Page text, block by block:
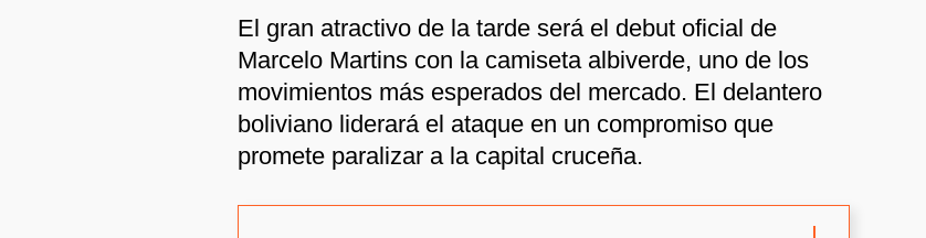
El gran atractivo de la tarde será el debut oficial de
Marcelo Martins con la camiseta albiverde, uno de los
movimientos más esperados del mercado. El delantero
boliviano liderará el ataque en un compromiso que
promete paralizar a la capital cruceña.